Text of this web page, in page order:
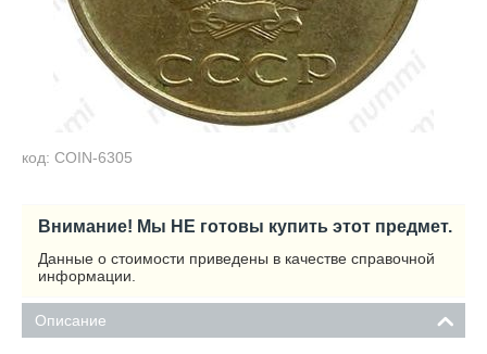
код: COIN-6305
Внимание! Мы НЕ готовы купить этот предмет.
Данные о стоимости приведены в качестве справочной
информации.
Описание